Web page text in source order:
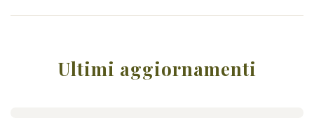
Ultimi aggiornamenti